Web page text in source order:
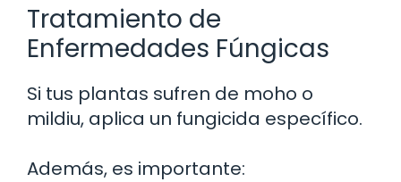
Tratamiento de
Enfermedades Fúngicas
Si tus plantas sufren de moho o
mildiu, aplica un fungicida específico.
Además, es importante: